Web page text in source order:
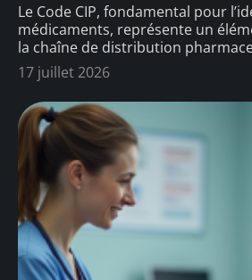
Le Code CIP, fondamental pour
médicaments, représente un
la chaîne de distribution
17 juillet 2026